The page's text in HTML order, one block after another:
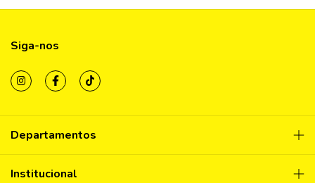
Siga-nos
Departamentos
Institucional